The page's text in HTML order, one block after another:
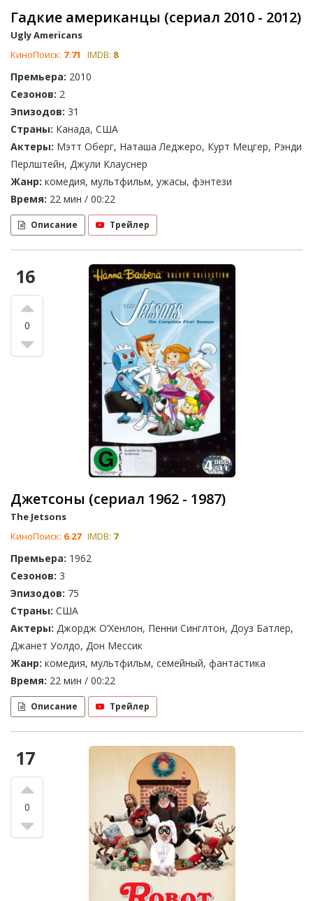
Гадкие американцы (сериал 2010 - 2012)
Ugly Americans
КиноПоиск: 7.71 IMDB: 8
Премьера: 2010
Сезонов: 2
Эпизодов: 31
Страны: Канада, США
Актеры: Мэтт Оберг, Наташа Леджеро, Курт Мецгер, Рэнди
Перлштейн, Джули Клауснер
Жанр: комедия, мультфильм, ужасы, фэнтези
Время: 22 мин / 00:22
Описание Трейлер
16
0
Джетсоны (сериал 1962 - 1987)
The Jetsons
КиноПоиск: 6.27 IMDB: 7
Премьера: 1962
Сезонов: 3
Эпизодов: 75
Страны: США
Актеры: Джордж О’Хенлон, Пенни Синглтон, Доуз Батлер,
Джанет Уолдо, Дон Мессик
Жанр: комедия, мультфильм, семейный, фантастика
Время: 22 мин / 00:22
Описание Трейлер
17
0